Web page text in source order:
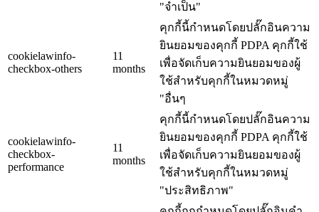
"จำเป็น"
cookielawinfo-
checkbox-others
11
months
คุกกี้นี้กำหนดโดยปลั๊กอินความ
ยินยอมของคุกกี้ PDPA คุกกี้ใช้
เพื่อจัดเก็บความยินยอมของผู้
ใช้สำหรับคุกกี้ในหมวดหมู่
"อื่นๆ
cookielawinfo-
checkbox-
performance
11
months
คุกกี้นี้กำหนดโดยปลั๊กอินความ
ยินยอมของคุกกี้ PDPA คุกกี้ใช้
เพื่อจัดเก็บความยินยอมของผู้
ใช้สำหรับคุกกี้ในหมวดหมู่
"ประสิทธิภาพ"